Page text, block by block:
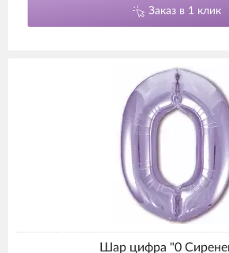
Заказ в 1 клик
Шар цифра "0